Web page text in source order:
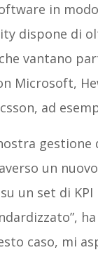
in
dispone di
vantano
Microsoft,
ad
gestione
un
un set di
caso, mi